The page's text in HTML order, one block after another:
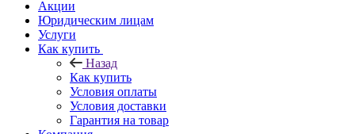
Акции
Юридическим лицам
Услуги
Как купить
Назад
Как купить
Условия оплаты
Условия доставки
Гарантия на товар